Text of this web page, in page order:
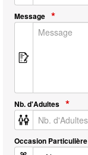
Message
Nb. d'Adultes
Occasion Particulière